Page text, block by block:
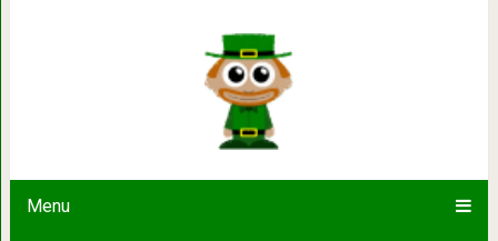
Menu
18 удивительных гибридных